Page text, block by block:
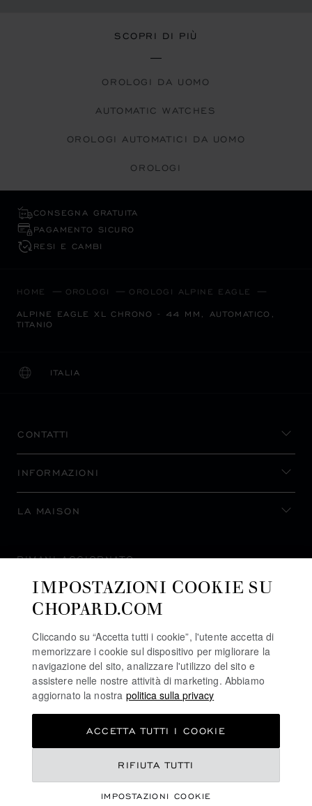
REGISTRA IL TUO INTERESSE
SCOPRI DI PIÙ
OROLOGI DA UOMO
AUTOMATIC WATCHES
OROLOGI AUTOMATICI DA UOMO
OROLOGI
CONSEGNA GRATUITA
PAGAMENTO SICURO
RESI E CAMBI
HOME OROLOGI OROLOGI ALPINE EAGLE
ALPINE EAGLE XL CHRONO - 44 MM, AUTOMATICO,
TITANIO
ITALIA
LOCALIZZAZIONE (CAMBIA PAESE)
CAMBIA PAESE
CONTATTI
INFORMAZIONI
LA MAISON
RIMANI AGGIORNATO
ISCRIVITI ALLA NEWSLETTER
POLITICA SUI COOKIE
IMPOSTAZIONI COOKIE SU
CHOPARD.COM
Cliccando su “Accetta tutti i cookie”, l'utente accetta di
memorizzare i cookie sul dispositivo per migliorare la
navigazione del sito, analizzare l'utilizzo del sito e
assistere nelle nostre attività di marketing. Abbiamo
aggiornato la nostra politica sulla privacy
IMPOSTAZIONI COOKIE
RIFIUTA TUTTI
ACCETTA TUTTI I COOKIE